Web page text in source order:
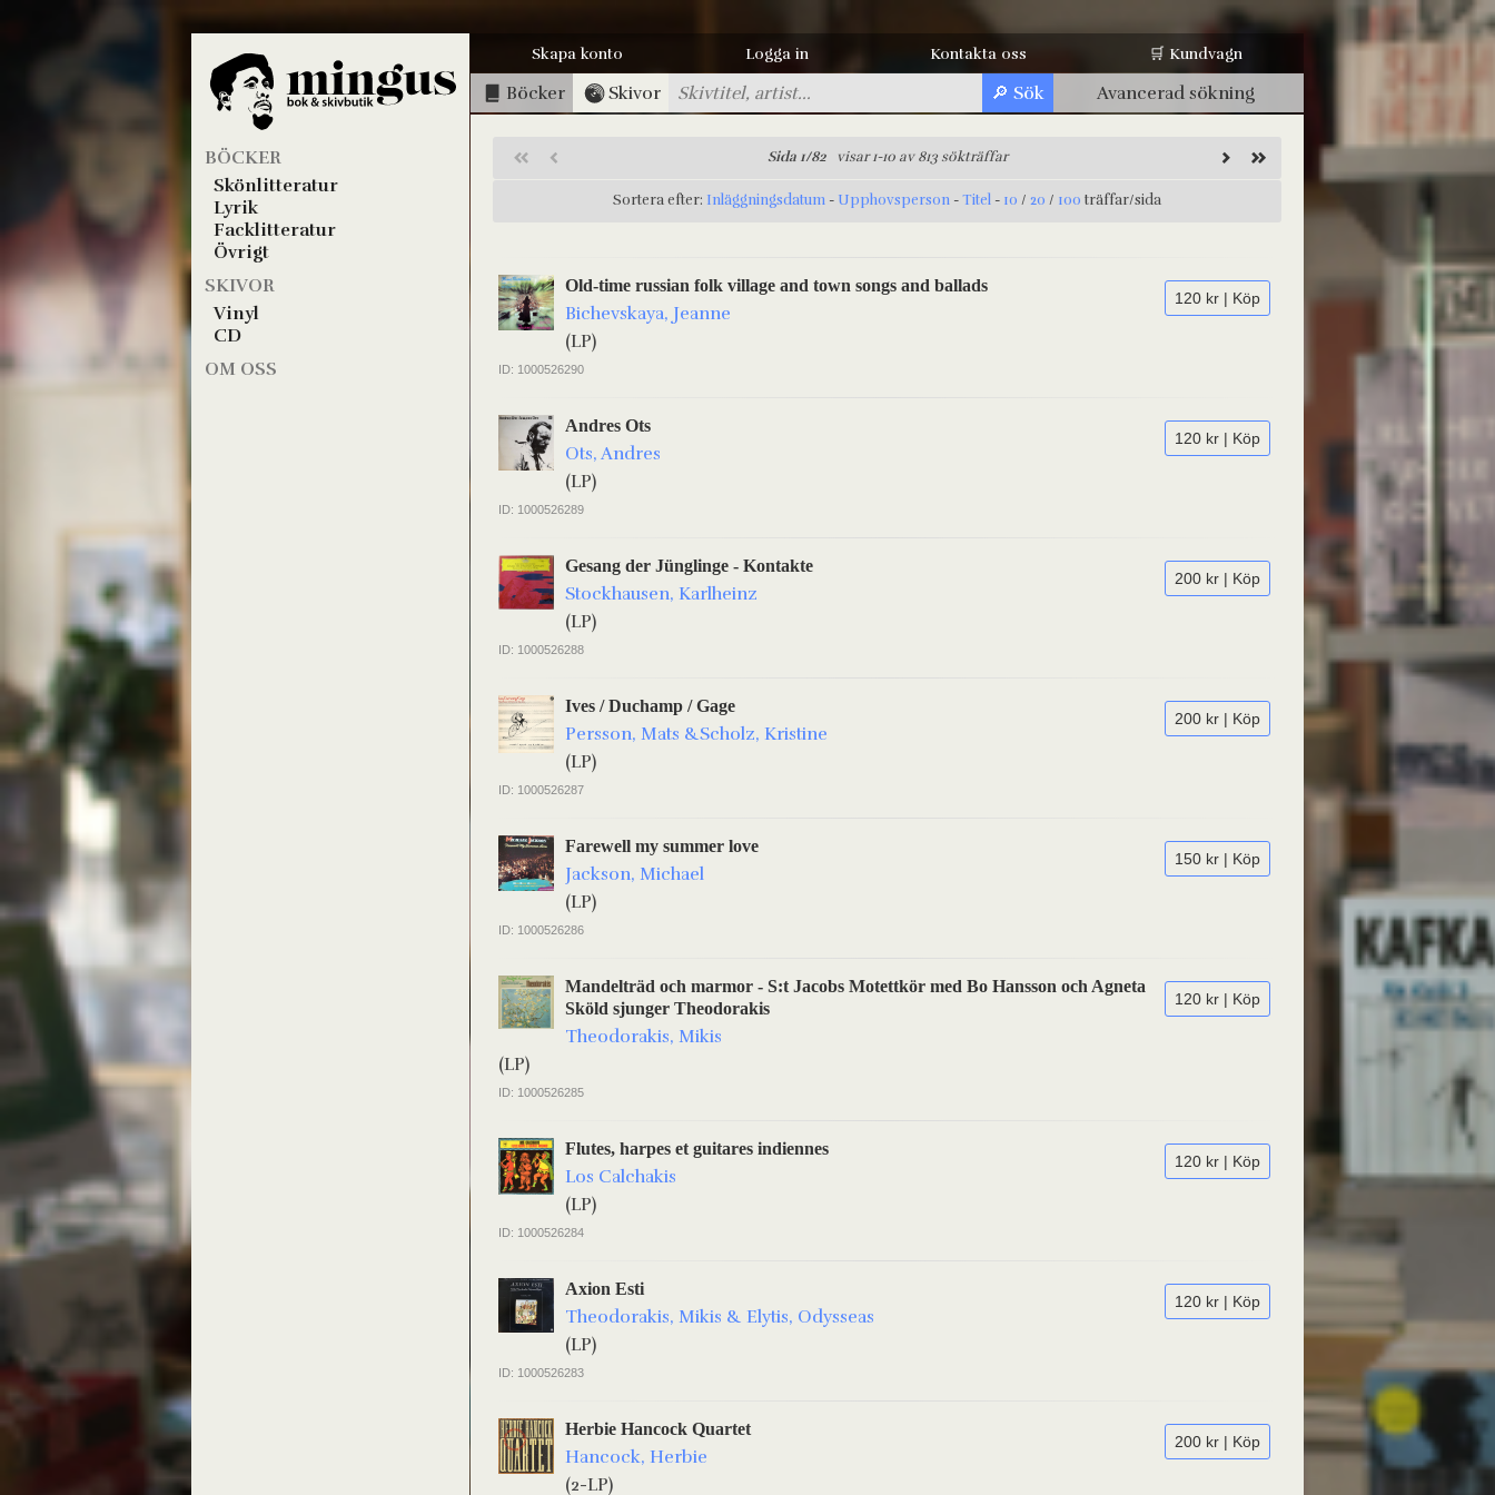
BÖCKER
Skönlitteratur
Lyrik
Facklitteratur
Övrigt
SKIVOR
Vinyl
CD
OM OSS
Skapa konto Logga in Kontakta oss 🛒 Kundvagn
Böcker Skivor Avancerad sökning
Sida 1/82visar 1-10 av 813 sökträffar
Sortera efter: Inläggningsdatum - Upphovsperson -Titel - 10 / 20 / 100 träffar/sida
120 kr | Köp
Old-time russian folk village and town songs and ballads
Bichevskaya, Jeanne
(LP)
ID: 1000526290
120 kr | Köp
Andres Ots
Ots, Andres
(LP)
ID: 1000526289
200 kr | Köp
Gesang der Jünglinge - Kontakte
Stockhausen, Karlheinz
(LP)
ID: 1000526288
200 kr | Köp
Ives / Duchamp / Gage
Persson, Mats &Scholz, Kristine
(LP)
ID: 1000526287
150 kr | Köp
Farewell my summer love
Jackson, Michael
(LP)
ID: 1000526286
120 kr | Köp
Mandelträd och marmor - S:t Jacobs Motettkör med Bo Hansson och Agneta
Sköld sjunger Theodorakis
Theodorakis, Mikis
(LP)
ID: 1000526285
120 kr | Köp
Flutes, harpes et guitares indiennes
Los Calchakis
(LP)
ID: 1000526284
120 kr | Köp
Axion Esti
Theodorakis, Mikis & Elytis, Odysseas
(LP)
ID: 1000526283
200 kr | Köp
Herbie Hancock Quartet
Hancock, Herbie
(2-LP)